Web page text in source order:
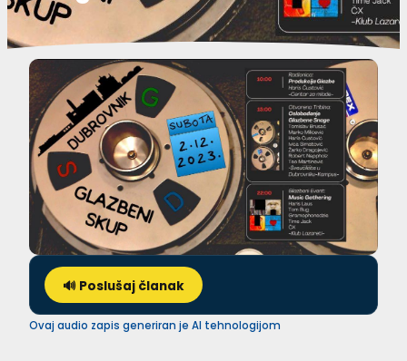
🔊 Poslušaj članak
Ovaj audio zapis generiran je AI tehnologijom